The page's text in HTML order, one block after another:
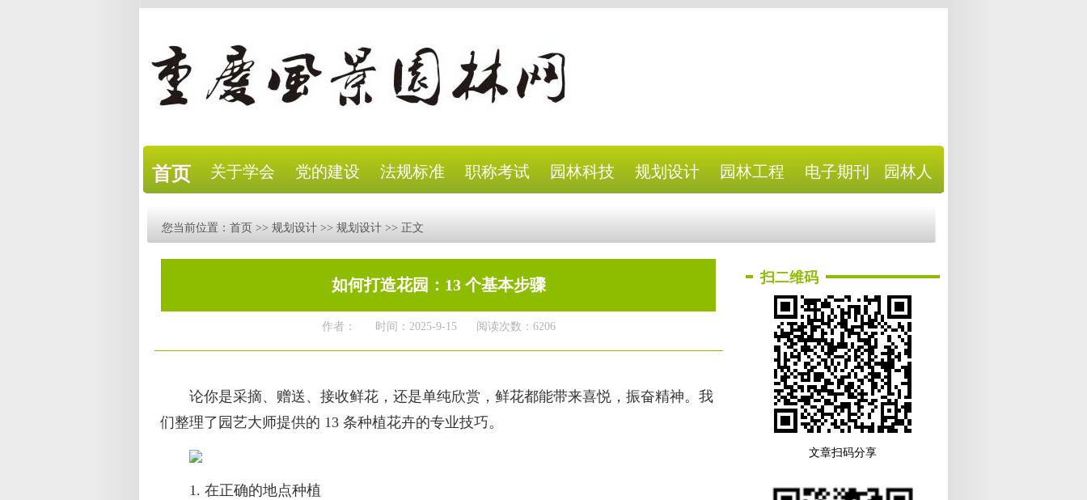
首页 关于学会 党的建设 法规标准 职称考试 园林科技 规划设计 园林工程 电子期刊 园林人
您当前位置： 首页 >> 规划设计 >> 规划设计 >> 正文
如何打造花园：13 个基本步骤
作者： 时间：2025-9-15 阅读次数：6206
论你是采摘、赠送、接收鲜花，还是单纯欣赏，鲜花都能带来喜悦，振奋精神。我
们整理了园艺大师提供的 13 条种植花卉的专业技巧。
1. 在正确的地点种植
扫二维码
文章扫码分享